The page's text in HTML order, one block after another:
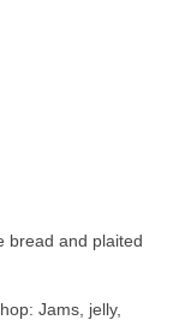
bread and plaited
Jams, jelly,